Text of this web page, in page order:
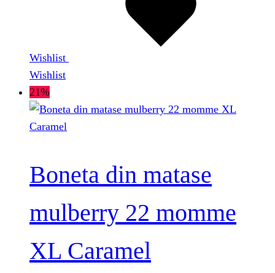
Wishlist
Wishlist
21%
Boneta din matase
mulberry 22 momme
XL Caramel